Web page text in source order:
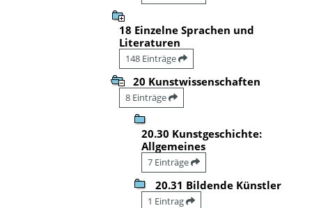
18 Einzelne Sprachen und
Literaturen
148 Einträge
20 Kunstwissenschaften
8 Einträge
20.30 Kunstgeschichte:
Allgemeines
7 Einträge
20.31 Bildende Künstler
1 Eintrag